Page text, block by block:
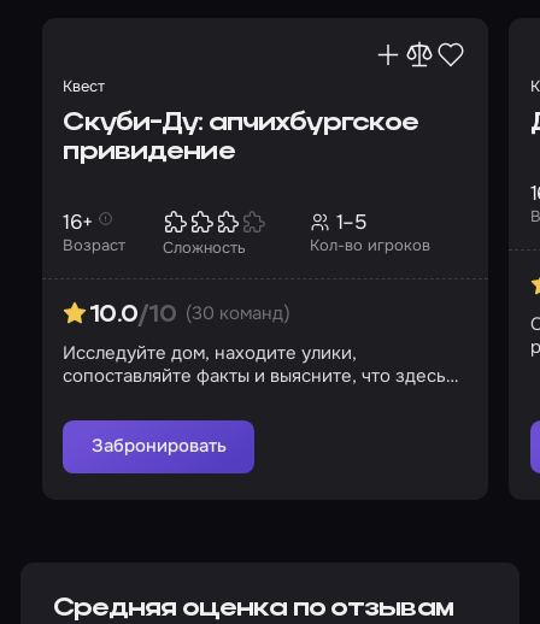
Квест
Скуби-Ду: апчихбургское
привидение
Возраст
16+
Сложность Кол-во игроков
1–5
10.0/10 (30 команд)
Исследуйте дом, находите улики,
сопоставляйте факты и выясните, что здесь
Забронировать
Средняя оценка по отзывам